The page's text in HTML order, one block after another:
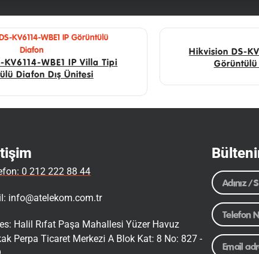
WBE1 IP Villa Tipi
Diafon Dış Ünitesi
Hikvision DS-
Görüntülü
0 212 222 88 44
info@atelekom.com.tr
Halil Rıfat Paşa Mahallesi Yüzer Havuz
Perpa Ticaret Merkezi A Blok Kat: 8 No: 827 -